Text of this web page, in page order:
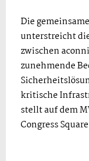
Die
unterstreicht
zwischen
zunehmende
kritische
stellt auf dem
Congress